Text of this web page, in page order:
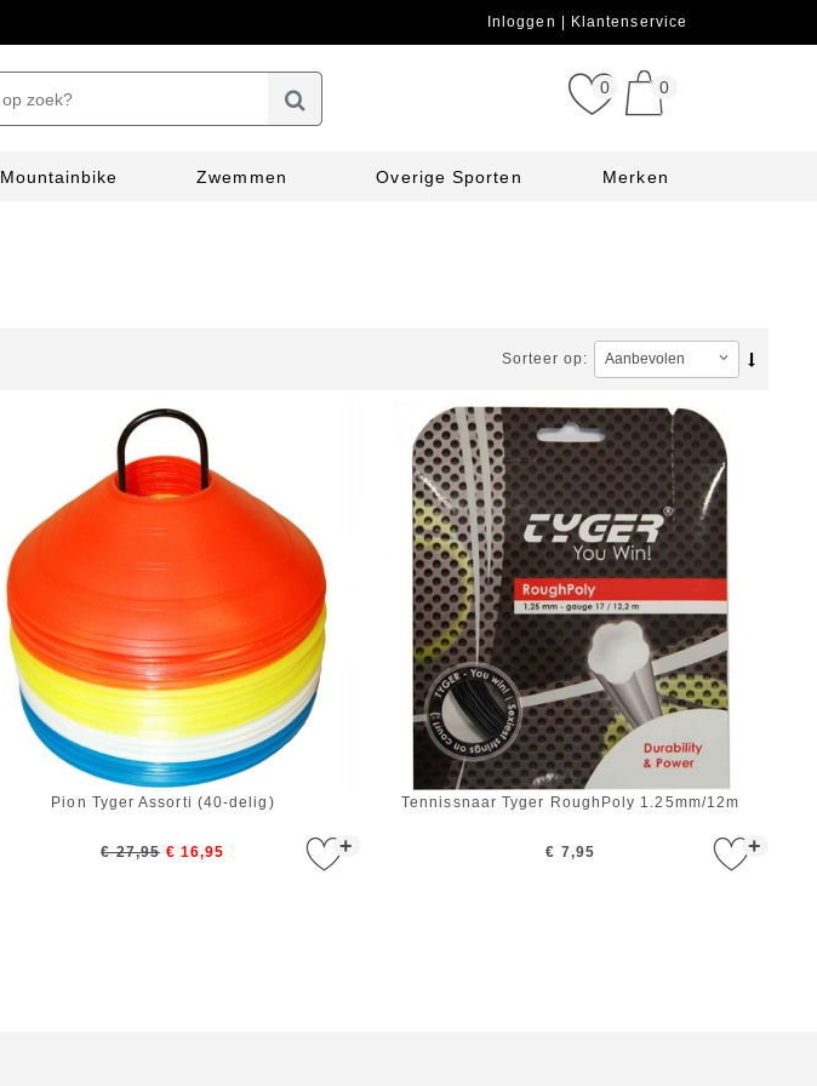
Inloggen Klantenservice
0 0
Mountainbike Zwemmen Overige Sporten Merken
Sorteer op:
+
Pion Tyger Assorti (40-delig)
€ 27,95 € 16,95 +
Tennissnaar Tyger RoughPoly 1.25mm/12m
€ 7,95